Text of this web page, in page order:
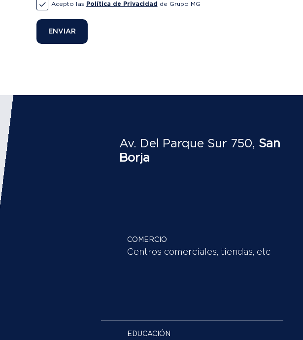
Acepto las Política de Privacidad de Grupo MG
ENVIAR
Av. Del Parque Sur 750, San
Borja
EDUCACIÓN
Universidades, Institutos,
colegios.